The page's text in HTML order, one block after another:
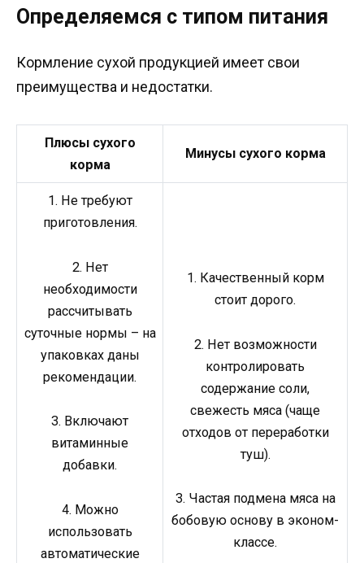
Определяемся с типом питания
Кормление сухой продукцией имеет свои
преимущества и недостатки.
Плюсы сухого
корма
Минусы сухого корма
1. Не требуют
приготовления.
2. Нет
необходимости
рассчитывать
суточные нормы – на
упаковках даны
рекомендации.
3. Включают
витаминные
добавки.
4. Можно
использовать
автоматические
1. Качественный корм
стоит дорого.
2. Нет возможности
контролировать
содержание соли,
свежесть мяса (чаще
отходов от переработки
туш).
3. Частая подмена мяса на
бобовую основу в эконом-
классе.